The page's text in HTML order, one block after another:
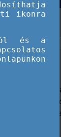
Tempus
több
pályázati
ikonra
és a